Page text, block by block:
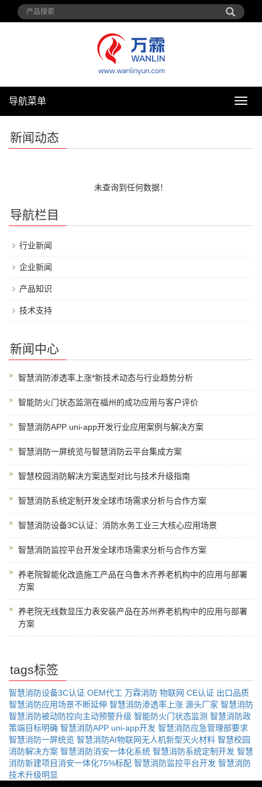
导
导航菜单
新闻动态
未查询到任何数据！
导航栏目
行业新闻
企业新闻
产品知识
技术支持
新闻中心
智慧消防渗透率上涨*新技术动态与行业趋势分析
智能防火门状态监测在福州的成功应用与客户评价
智慧消防APP uni-app开发行业应用案例与解决方案
智慧消防一屏统览与智慧消防云平台集成方案
智慧校园消防解决方案选型对比与技术升级指南
智慧消防系统定制开发全球市场需求分析与合作方案
智慧消防设备3C认证：消防水务工业三大核心应用场景
智慧消防监控平台开发全球市场需求分析与合作方案
养老院智能化改造施工产品在乌鲁木齐养老机构中的应用与部署
方案
养老院无线数显压力表安装产品在苏州养老机构中的应用与部署
方案
tags标签
智慧消防设备3C认证 OEM代工 万霖消防 物联网 CE认证 出口品质
智慧消防应用场景不断延伸 智慧消防渗透率上涨 源头厂家 智慧消防
智慧消防被动防控向主动预警升级 智能防火门状态监测 智慧消防政
策端目标明确 智慧消防APP uni-app开发 智慧消防应急管理部要求
智慧消防一屏统览 智慧消防AI物联网无人机新型灭火材料 智慧校园
消防解决方案 智慧消防消安一体化系统 智慧消防系统定制开发 智慧
消防新建项目消安一体化75%标配 智慧消防监控平台开发 智慧消防
技术升级明显